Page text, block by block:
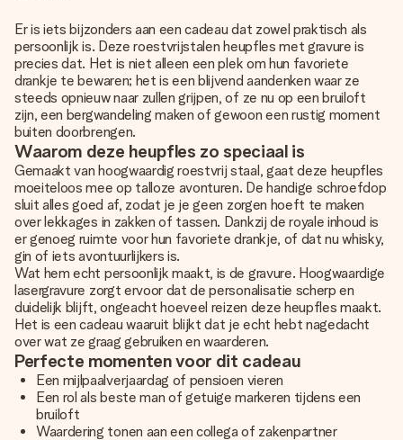
Er is iets bijzonders aan een cadeau dat zowel praktisch als
persoonlijk is. Deze roestvrijstalen heupfles met gravure is
precies dat. Het is niet alleen een plek om hun favoriete
drankje te bewaren; het is een blijvend aandenken waar ze
steeds opnieuw naar zullen grijpen, of ze nu op een bruiloft
zijn, een bergwandeling maken of gewoon een rustig moment
buiten doorbrengen.
Waarom deze heupfles zo speciaal is
Gemaakt van hoogwaardig roestvrij staal, gaat deze heupfles
moeiteloos mee op talloze avonturen. De handige schroefdop
sluit alles goed af, zodat je je geen zorgen hoeft te maken
over lekkages in zakken of tassen. Dankzij de royale inhoud is
er genoeg ruimte voor hun favoriete drankje, of dat nu whisky,
gin of iets avontuurlijkers is.
Wat hem echt persoonlijk maakt, is de gravure. Hoogwaardige
lasergravure zorgt ervoor dat de personalisatie scherp en
duidelijk blijft, ongeacht hoeveel reizen deze heupfles maakt.
Het is een cadeau waaruit blijkt dat je echt hebt nagedacht
over wat ze graag gebruiken en waarderen.
Perfecte momenten voor dit cadeau
Een mijlpaalverjaardag of pensioen vieren
Een rol als beste man of getuige markeren tijdens een
bruiloft
Waardering tonen aan een collega of zakenpartner